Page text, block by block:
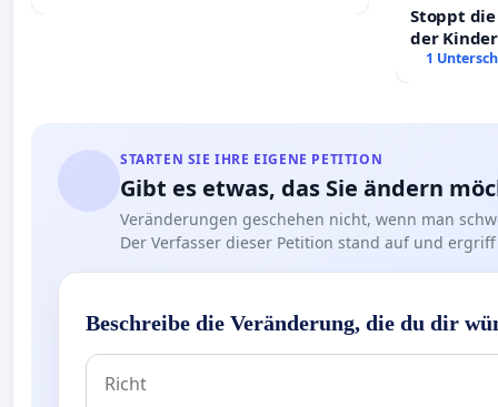
Stoppt
der
sichere
1
STARTEN SIE IHRE EIGENE PETITION
Gibt es etwas, das Sie ändern
Veränderungen geschehen nicht, wenn man
Der Verfasser dieser Petition stand auf und
Beschreibe die Veränderung, die du dir